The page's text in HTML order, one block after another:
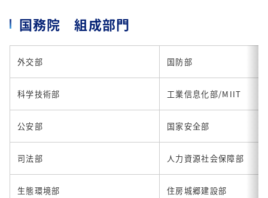
国務院 組成部門
外交部 国防部
科学技術部 工業信息化部/MIIT
公安部 国家安全部
司法部 人力資源社会保障部
生態環境部 住房城郷建設部